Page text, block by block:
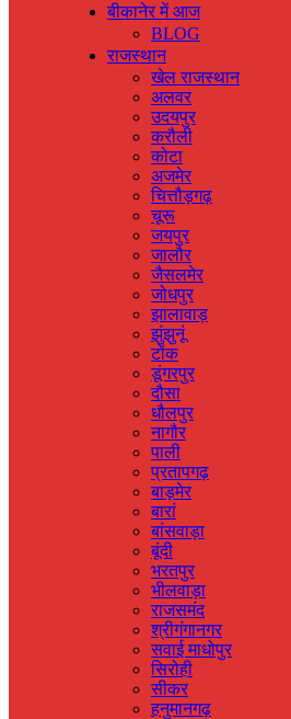
बीकानेर में आज
BLOG
राजस्‍थान
खेल राजस्‍थान
अलवर
उदयपुर
करौली
कोटा
अजमेर
चित्तौड़गढ़
चूरू
जयपुर
जालौर
जैसलमेर
जोधपुर
झालावाड़
झुंझुनूं
टोंक
डूंगरपुर
दौसा
धौलपुर
नागौर
पाली
प्रतापगढ़
बाड़मेर
बारां
बांसवाड़ा
बूंदी
भरतपुर
भीलवाड़ा
राजसमंद
श्रीगंगानगर
सवाई माधोपुर
सिरोही
सीकर
हनुमानगढ़